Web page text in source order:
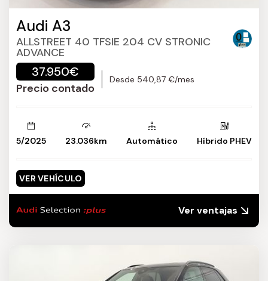
Audi A3
ALLSTREET 40 TFSIE 204 CV STRONIC
ADVANCE
37.950€
Precio contado
Desde 540,87 €/mes
5/2025 23.036km Automático Híbrido PHEV
VER VEHÍCULO
Ver ventajas